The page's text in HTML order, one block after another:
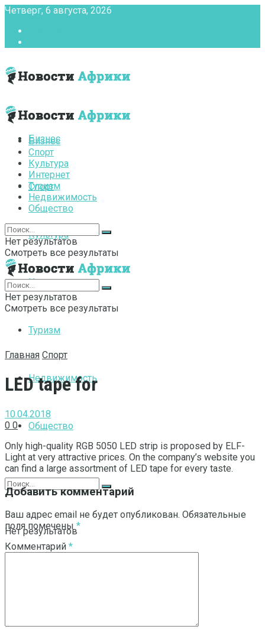
Четверг, 6 августа, 2026
Бизнес
Спорт
Культура
Интернет
Туризм
Недвижимость
Общество
Нет результатов
Бизнес
Спорт
Культура
Интернет
Туризм
Недвижимость
Общество
Нет результатов
Смотреть все результаты
Нет результатов
Смотреть все результаты
Главная Спорт
LED tape for
10.04.2018
0 0
Only high-quality RGB 5050 LED strip is proposed by ELF-
Light at very attractive prices. On the company’s website you
can find a large assortment of LED tape for every taste.
Добавить комментарий
Ваш адрес email не будет опубликован. Обязательные
поля помечены *
Комментарий *